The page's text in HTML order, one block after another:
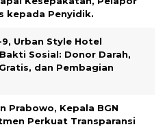
kepada Penyidik.
Urban Style Hotel
Sosial: Donor Darah,
dan Pembagian
Prabowo, Kepala BGN
Perkuat Transparansi